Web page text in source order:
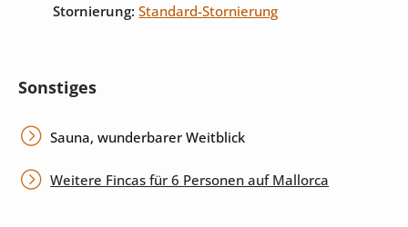
Stornierung: Standard-Stornierung
Sonstiges
Sauna, wunderbarer Weitblick
Weitere Fincas für 6 Personen auf Mallorca